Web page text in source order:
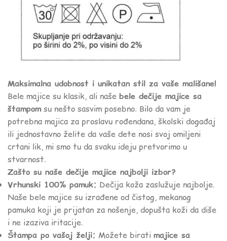
Maksimalna udobnost i unikatan stil za vaše mališane!
Bele majice su klasik, ali naše bele dečije majice sa
štampomsu nešto sasvim posebno. Bilo da vam je
potrebna majica za proslavu rođendana, školski događaj
ili jednostavno želite da vaše dete nosi svoj omiljeni
crtani lik, mi smo tu da svaku ideju pretvorimo u
stvarnost.
Zašto su naše dečije majice najbolji izbor?
Vrhunski 100% pamuk: Dečija koža zaslužuje najbolje.
Naše bele majice su izrađene od čistog, mekanog
pamuka koji je prijatan za nošenje, dopušta koži da diše
i ne izaziva iritacije.
Štampa po vašoj želji: Možete birati majice sa